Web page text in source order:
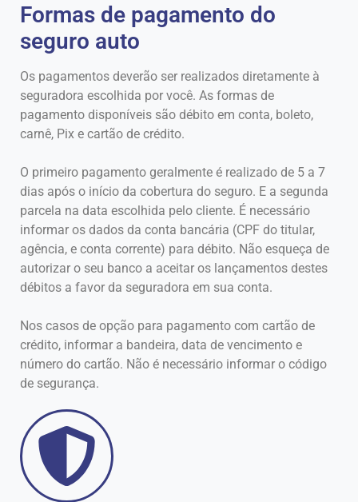
Formas de pagamento do
seguro auto
Os pagamentos deverão ser realizados diretamente à
seguradora escolhida por você. As formas de
pagamento disponíveis são débito em conta, boleto,
carnê, Pix e cartão de crédito.
O primeiro pagamento geralmente é realizado de 5 a 7
dias após o início da cobertura do seguro. E a segunda
parcela na data escolhida pelo cliente. É necessário
informar os dados da conta bancária (CPF do titular,
agência, e conta corrente) para débito. Não esqueça de
autorizar o seu banco a aceitar os lançamentos destes
débitos a favor da seguradora em sua conta.
Nos casos de opção para pagamento com cartão de
crédito, informar a bandeira, data de vencimento e
número do cartão. Não é necessário informar o código
de segurança.